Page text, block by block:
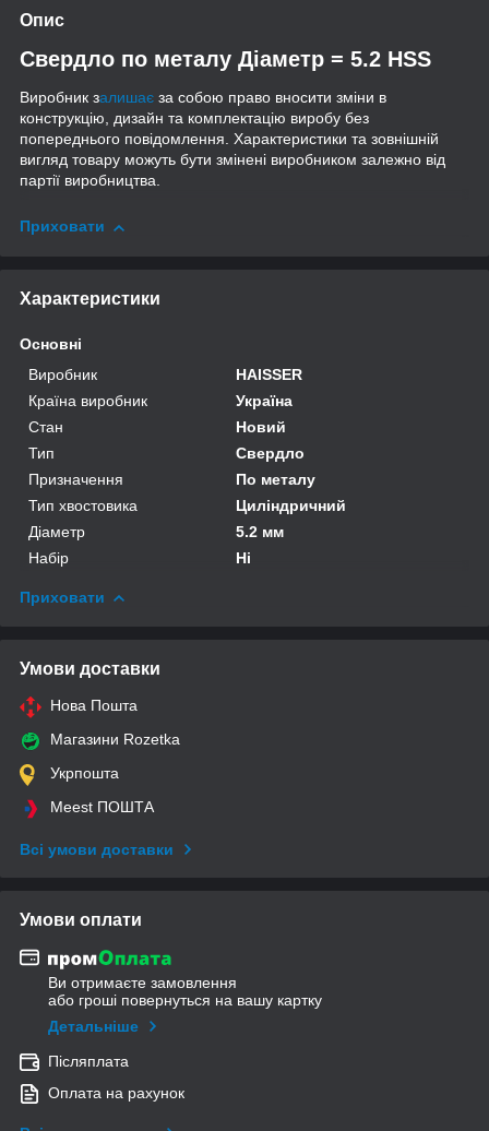
Опис
Свердло по металу Діаметр = 5.2 HSS
Виробник залишає за собою право вносити зміни в
конструкцію, дизайн та комплектацію виробу без
попереднього повідомлення. Характеристики та зовнішній
вигляд товару можуть бути змінені виробником залежно від
партії виробництва.
Приховати
Характеристики
Основні
Виробник
HAISSER
Країна виробник
Україна
Стан
Новий
Тип
Свердло
Призначення
По металу
Тип хвостовика
Циліндричний
Діаметр
5.2 мм
Набір
Ні
Приховати
Умови доставки
Нова Пошта
Магазини Rozetka
Укрпошта
Meest ПОШТА
Всі умови доставки
Умови оплати
Ви отримаєте замовлення
або гроші повернуться на вашу картку
Детальніше
Післяплата
Оплата на рахунок